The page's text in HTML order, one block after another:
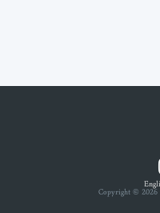
Copyright ©︎